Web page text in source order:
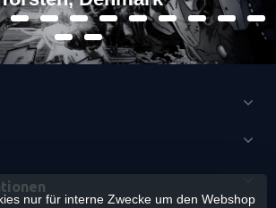
nur für interne Zwecke um den Webshop